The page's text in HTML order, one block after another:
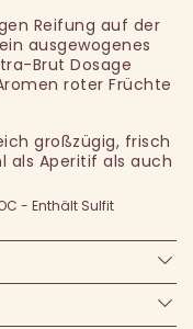
Reifung auf der
ausgewogenes
Brut Dosage
roter Früchte
großzügig, frisch
als Aperitif als auch
- Enthält Sulfit